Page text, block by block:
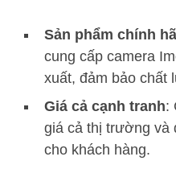
Sản phẩm chính
cung cấp camera
xuất, đảm bảo chất
Giá cả cạnh tranh:
giá cả thị trường và
cho khách hàng.